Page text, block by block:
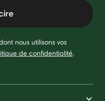
nous utilisons vos
de confidentialité.